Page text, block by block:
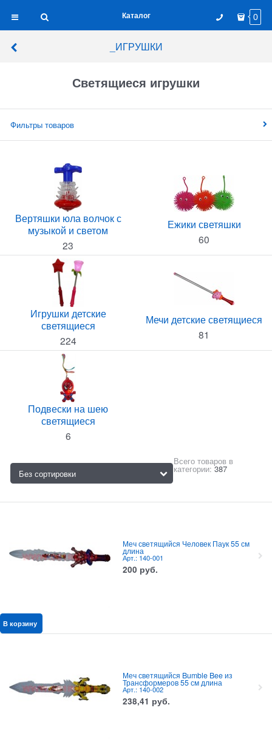
Каталог 0
_ИГРУШКИ
Светящиеся игрушки
Фильтры товаров
Вертяшки юла волчок с
музыкой и светом
23
Ежики светяшки
60
Игрушки детские
светящиеся
224
Мечи детские светящиеся
81
Подвески на шею
светящиеся
6
Всего товаров в
категории: 387
Меч светящийся Человек Паук 55 см
длина
Арт.: 140-001
200 руб.
В корзину
Меч светящийся Bumble Bee из
Трансформеров 55 см длина
Арт.: 140-002
238,41 руб.